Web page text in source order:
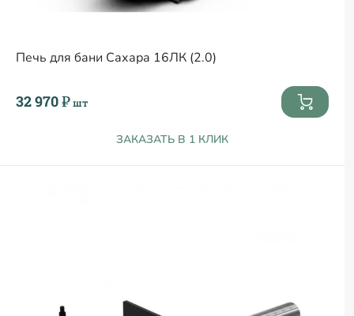
Печь для бани Сахара 16ЛК (2.0)
32 970 ₽шт
ЗАКАЗАТЬ В 1 КЛИК